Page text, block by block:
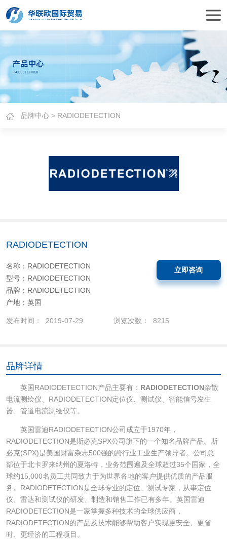
品牌中心 > RADIODETECTION
RADIODETECTION
名称：RADIODETECTION
型号：RADIODETECTION
品牌：RADIODETECTION
产地：英国
立即咨询
发布时间： 2019-07-29 浏览次数： 8215
品牌详情
英国RADIODETECTION产品主要有： RADIODETECTION杂散
电流测绘仪、RADIODETECTION定位仪、测试仪、智能信号发生
器、管道电流测绘仪等。
英国雷迪RADIODETECTION公司成立于1970年，
RADIODETECTION是斯必克SPX公司旗下的一个知名品牌产品。斯
必克(SPX)是美国财富杂志500强的跨行业工业生产领导者。公司总
部位于北卡罗来纳州的夏洛特，业务范围遍及全球超过35个国家，全
球约15,000名员工共同致力于为世界各地的客户提供优质的产品服
务。RADIODETECTION是全球专业的定位、测试专家，从事定位
仪、雷达和测试仪的研发、制造和销售工作已有多年。英国雷迪
RADIODETECTION是一家掌握多种技术的全球供应商，
RADIODETECTION的产品及技术能够帮助客户实现更安全、更省
时、更经济的工程项目。